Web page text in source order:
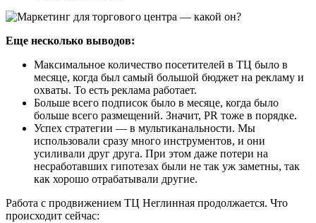
Еще несколько выводов:
Максимальное количество посетителей в ТЦ было в
месяце, когда был самый большой бюджет на рекламу и
охваты. То есть реклама работает.
Больше всего подписок было в месяце, когда было
больше всего размещений. Значит, PR тоже в порядке.
Успех стратегии — в мультиканальности. Мы
использовали сразу много инструментов, и они
усиливали друг друга. При этом даже потери на
несработавших гипотезах были не так уж заметны, так
как хорошо отрабатывали другие.
Работа с продвижением ТЦ Неглинная продолжается. Что
происходит сейчас: